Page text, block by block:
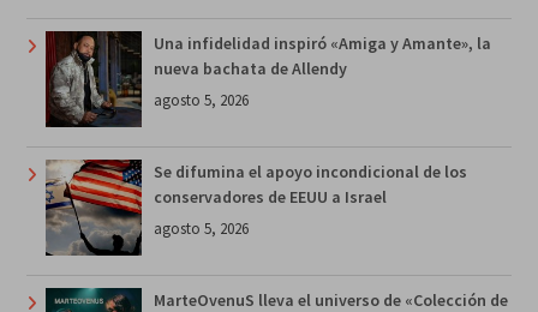
Una infidelidad inspiró «Amiga y Amante», la
nueva bachata de Allendy
agosto 5, 2026
Se difumina el apoyo incondicional de los
conservadores de EEUU a Israel
agosto 5, 2026
MarteOvenuS lleva el universo de «Colección de